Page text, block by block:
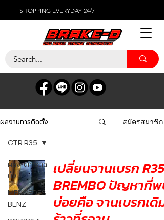
SHOPPING EVERYDAY 24/7
ผลงานการติดตั้ง สมัครสมาชิก
ผลงานการติด
ตั้ง
MERCEDES-
BENZ
GTR R35
เปลี่ยนจานเบรก R35
BREMBO ปัญหาที่พบ
บ่อยคือ จานเบรกเดิม